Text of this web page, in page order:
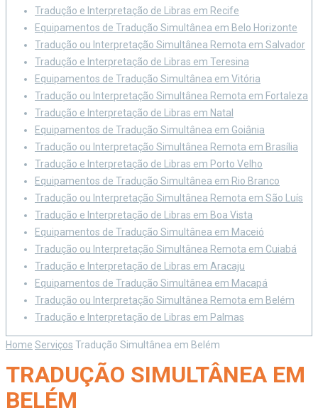
Tradução e Interpretação de Libras em Recife
Equipamentos de Tradução Simultânea em Belo Horizonte
Tradução ou Interpretação Simultânea Remota em Salvador
Tradução e Interpretação de Libras em Teresina
Equipamentos de Tradução Simultânea em Vitória
Tradução ou Interpretação Simultânea Remota em Fortaleza
Tradução e Interpretação de Libras em Natal
Equipamentos de Tradução Simultânea em Goiânia
Tradução ou Interpretação Simultânea Remota em Brasília
Tradução e Interpretação de Libras em Porto Velho
Equipamentos de Tradução Simultânea em Rio Branco
Tradução ou Interpretação Simultânea Remota em São Luís
Tradução e Interpretação de Libras em Boa Vista
Equipamentos de Tradução Simultânea em Maceió
Tradução ou Interpretação Simultânea Remota em Cuiabá
Tradução e Interpretação de Libras em Aracaju
Equipamentos de Tradução Simultânea em Macapá
Tradução ou Interpretação Simultânea Remota em Belém
Tradução e Interpretação de Libras em Palmas
Home Serviços Tradução Simultânea em Belém
TRADUÇÃO SIMULTÂNEA EM
BELÉM